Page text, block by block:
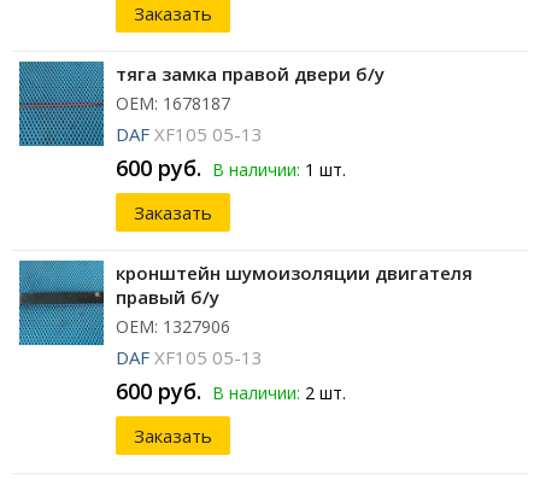
Заказать
тяга замка правой двери б/у
ОЕМ: 1678187
DAF XF105 05-13
600 руб. В наличии: 1 шт.
Заказать
кронштейн шумоизоляции двигателя
правый б/у
ОЕМ: 1327906
DAF XF105 05-13
600 руб. В наличии: 2 шт.
Заказать